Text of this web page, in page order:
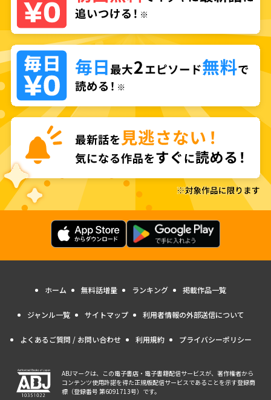
ホーム 無料話増量 ランキング 掲載作品一覧
ジャンル一覧 サイトマップ 利用者情報の外部送信について
よくあるご質問 / お問い合わせ 利用規約 プライバシーポリシー
ABJマークは、この電子書店・電子書籍配信サービスが、著作権者から
コンテンツ使用許諾を得た正規版配信サービスであることを示す登録商
標（登録番号 第6091713号）です。